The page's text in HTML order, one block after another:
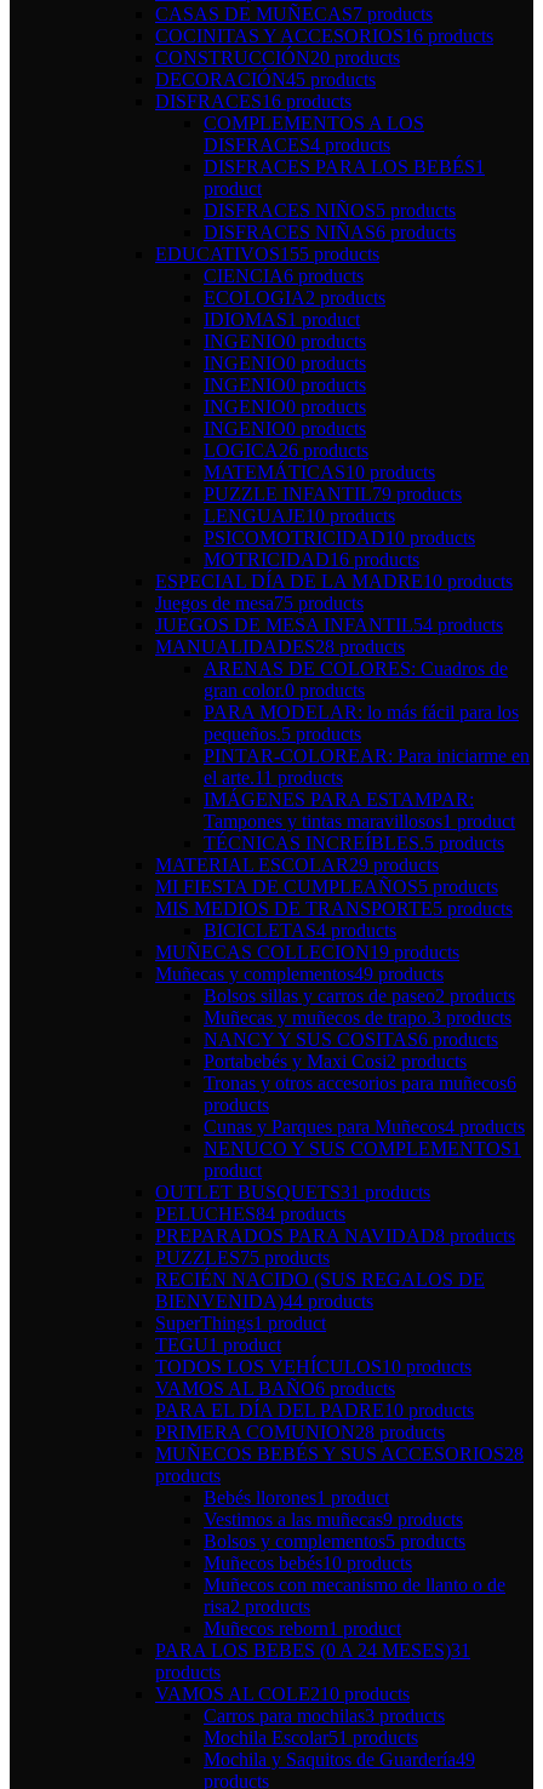
CASAS DE MUÑECAS7 products
COCINITAS Y ACCESORIOS16 products
CONSTRUCCIÓN20 products
DECORACIÓN45 products
DISFRACES16 products
COMPLEMENTOS A LOS
DISFRACES4 products
DISFRACES PARA LOS BEBÉS1
product
DISFRACES NIÑOS5 products
DISFRACES NIÑAS6 products
EDUCATIVOS155 products
CIENCIA6 products
ECOLOGIA2 products
IDIOMAS1 product
INGENIO0 products
INGENIO0 products
INGENIO0 products
INGENIO0 products
INGENIO0 products
LOGICA26 products
MATEMÁTICAS10 products
PUZZLE INFANTIL79 products
LENGUAJE10 products
PSICOMOTRICIDAD10 products
MOTRICIDAD16 products
ESPECIAL DÍA DE LA MADRE10 products
Juegos de mesa75 products
JUEGOS DE MESA INFANTIL54 products
MANUALIDADES28 products
ARENAS DE COLORES: Cuadros de
gran color.0 products
PARA MODELAR: lo más fácil para los
pequeños.5 products
PINTAR-COLOREAR: Para iniciarme en
el arte.11 products
IMÁGENES PARA ESTAMPAR:
Tampones y tintas maravillosos1 product
TÉCNICAS INCREÍBLES.5 products
MATERIAL ESCOLAR29 products
MI FIESTA DE CUMPLEAÑOS5 products
MIS MEDIOS DE TRANSPORTE5 products
BICICLETAS4 products
MUÑECAS COLLECION19 products
Muñecas y complementos49 products
Bolsos sillas y carros de paseo2 products
Muñecas y muñecos de trapo.3 products
NANCY Y SUS COSITAS6 products
Portabebés y Maxi Cosi2 products
Tronas y otros accesorios para muñecos6
products
Cunas y Parques para Muñecos4 products
NENUCO Y SUS COMPLEMENTOS1
product
OUTLET BUSQUETS31 products
PELUCHES84 products
PREPARADOS PARA NAVIDAD8 products
PUZZLES75 products
RECIÉN NACIDO (SUS REGALOS DE
BIENVENIDA)44 products
SuperThings1 product
TEGU1 product
TODOS LOS VEHÍCULOS10 products
VAMOS AL BAÑO6 products
PARA EL DÍA DEL PADRE10 products
PRIMERA COMUNION28 products
MUÑECOS BEBÉS Y SUS ACCESORIOS28
products
Bebés llorones1 product
Vestimos a las muñecas9 products
Bolsos y complementos5 products
Muñecos bebés10 products
Muñecos con mecanismo de llanto o de
risa2 products
Muñecos reborn1 product
PARA LOS BEBES (0 A 24 MESES)31
products
VAMOS AL COLE210 products
Carros para mochilas3 products
Mochila Escolar51 products
Mochila y Saquitos de Guardería49
products